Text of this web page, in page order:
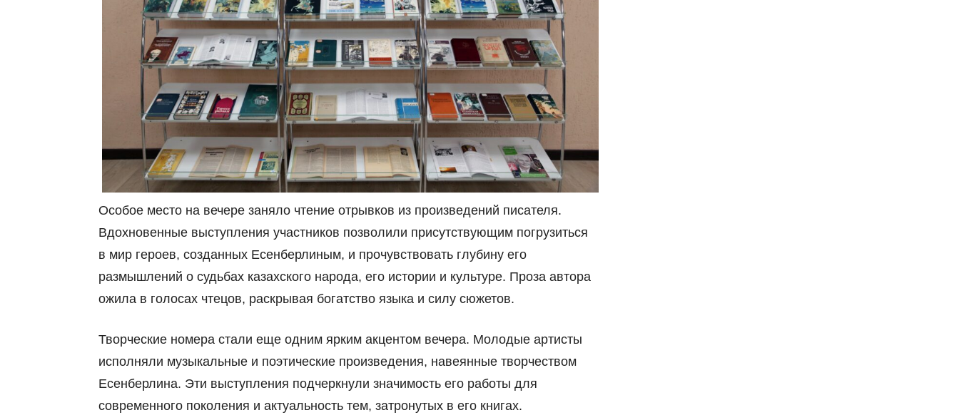
Особое место на вечере заняло чтение отрывков из произведений писателя.
Вдохновенные выступления участников позволили присутствующим погрузиться
в мир героев, созданных Есенберлиным, и прочувствовать глубину его
размышлений о судьбах казахского народа, его истории и культуре. Проза автора
ожила в голосах чтецов, раскрывая богатство языка и силу сюжетов.
Творческие номера стали еще одним ярким акцентом вечера. Молодые артисты
исполняли музыкальные и поэтические произведения, навеянные творчеством
Есенберлина. Эти выступления подчеркнули значимость его работы для
современного поколения и актуальность тем, затронутых в его книгах.